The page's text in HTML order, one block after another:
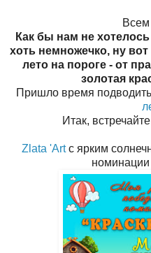
Всем
Как бы нам не
хоть немножечко, ну
лето на пороге - от
золотая
Пришло время подводить
Итак,
Zlata 'Artс ярким
номинации